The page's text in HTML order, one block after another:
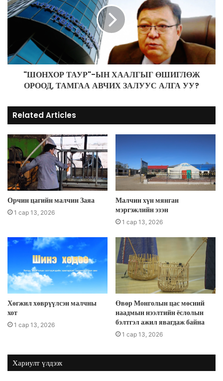
"ШОНХОР ТАУР"-ЫН ХААЛГЫГ ӨШИГЛӨЖ
ОРООД, ТАМГАА АВЧИХ ЗАЛУУС АЛГА УУ?
Related Articles
Орчин цагийн малчин Заяа
1 сар 13, 2026
Малчин хүн мянган
мэргэжлийн эзэн
1 сар 13, 2026
Хөгжил хөврүүлсэн малчны
хот
1 сар 13, 2026
Өвөр Монголын цас мөсний
наадмын нээлтийн ёслолын
бэлтгэл ажил явагдаж байна
1 сар 13, 2026
Хариулт үлдээх